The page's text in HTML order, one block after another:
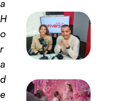
a
H
o
r
a
d
e